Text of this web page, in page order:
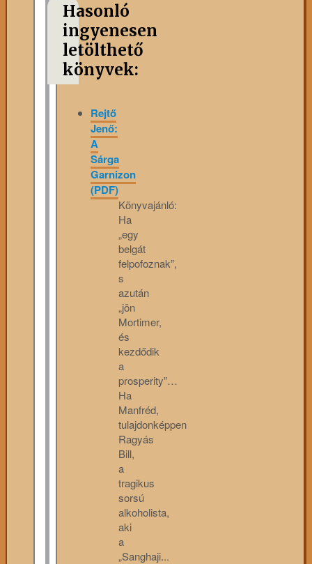
Hasonló
ingyenesen
letölthető
könyvek:
Rejtő
Jenő:
A
Sárga
Garnizon
(PDF)
Könyvajánló:
Ha
„egy
belgát
felpofoznak”,
s
azután
„jön
Mortimer,
és
kezdődik
a
prosperity”…
Ha
Manfréd,
tulajdonképpen
Ragyás
Bill,
a
tragikus
sorsú
alkoholista,
aki
a
„Sanghaji...